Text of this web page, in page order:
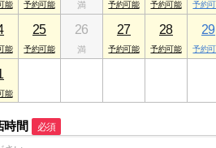
25 26 27 28 29
時間 必須